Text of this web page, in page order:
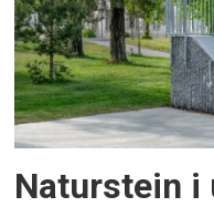
Naturstein i